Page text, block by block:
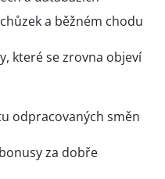
a běžném chodu
které se zrovna objeví
odpracovaných směn
za dobře